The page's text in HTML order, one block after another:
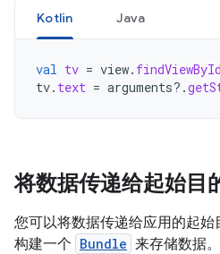
Kotlin Java
val tv = view.
tv. text = arguments?.
将数据传递给起始目
您可以将数据传递给应用的起
构建一个 Bundle 来存储数据